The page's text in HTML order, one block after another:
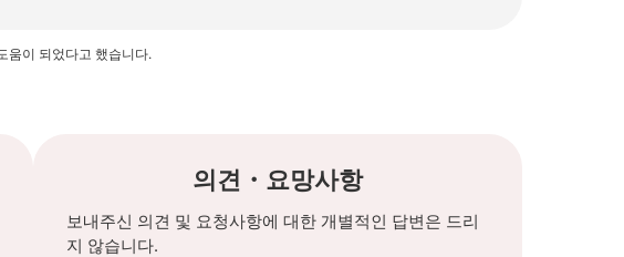
움이 되었다고 했습니다.
의견・요망사항
보내주신 의견 및 요청사항에 대한 개별적인 답변은 드리
지 않습니다.